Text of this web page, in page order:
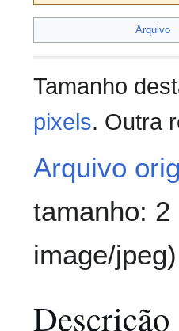
Arquivo
Tamanho
pixels. Outra
Arquivo
tamanho:
image/jpeg)